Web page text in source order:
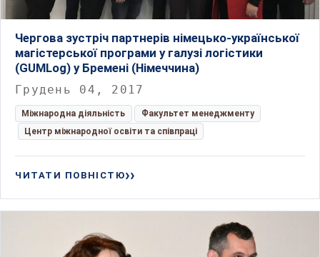
Чергова зустріч партнерів німецько-української
магістерської програми у галузі логістики
(GUMLog) у Бремені (Німеччина)
Грудень 04, 2017
Міжнародна діяльність
Факультет менеджменту
Центр міжнародної освіти та співпраці
ЧИТАТИ ПОВНІСТЮ